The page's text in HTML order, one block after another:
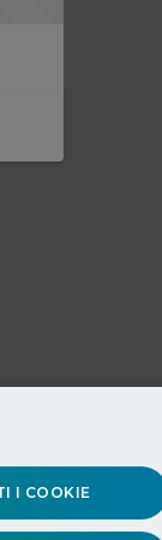
I COOKIE